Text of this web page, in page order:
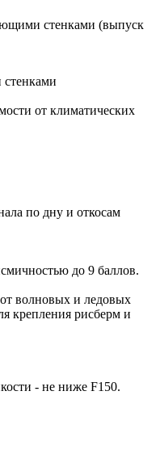
стенками (выпуск
от климатических
по дну и откосам
до 9 баллов.
волновых и ледовых
крепления рисберм и
- не ниже F150.